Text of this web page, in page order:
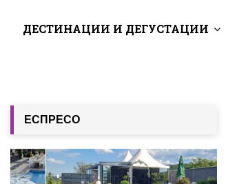
ДЕСТИНАЦИИ И ДЕГУСТАЦИИ
ЕСПРЕСО